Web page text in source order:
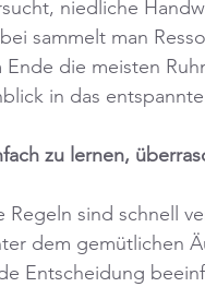
niedliche
sammelt man
Ende die meisten
in das
zu lernen,
Regeln sind schnell
dem gemütlichen
Entscheidung